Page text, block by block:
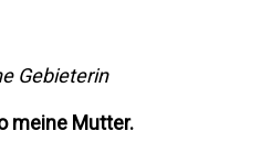
Gebieterin
meine Mutter.